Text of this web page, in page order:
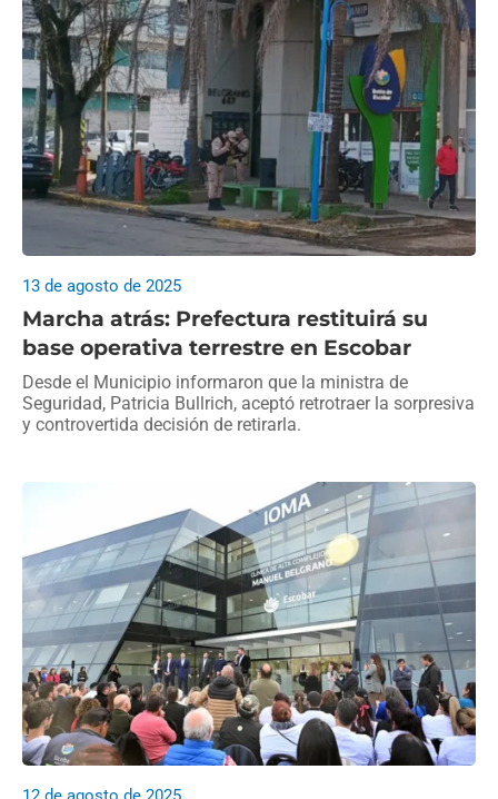
Marcha atrás: Prefectura restituirá su
base operativa terrestre en Escobar
13 de agosto de 2025
Desde el Municipio informaron que la ministra de
Seguridad, Patricia Bullrich, aceptó retrotraer la sorpresiva
y controvertida decisión de retirarla.